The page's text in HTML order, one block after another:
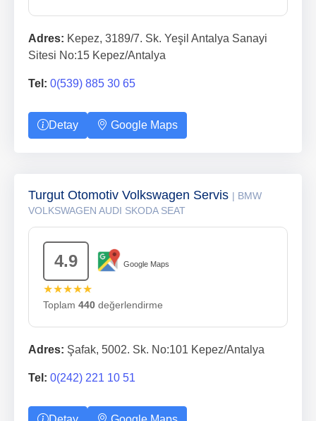
Adres: Kepez, 3189/7. Sk. Yeşil Antalya Sanayi
Sitesi No:15 Kepez/Antalya
Tel: 0(539) 885 30 65
Detay Google Maps
Turgut Otomotiv Volkswagen Servis | BMW
VOLKSWAGEN AUDI SKODA SEAT
4.9 Google Maps
★★★★★
Toplam 440 değerlendirme
Adres: Şafak, 5002. Sk. No:101 Kepez/Antalya
Tel: 0(242) 221 10 51